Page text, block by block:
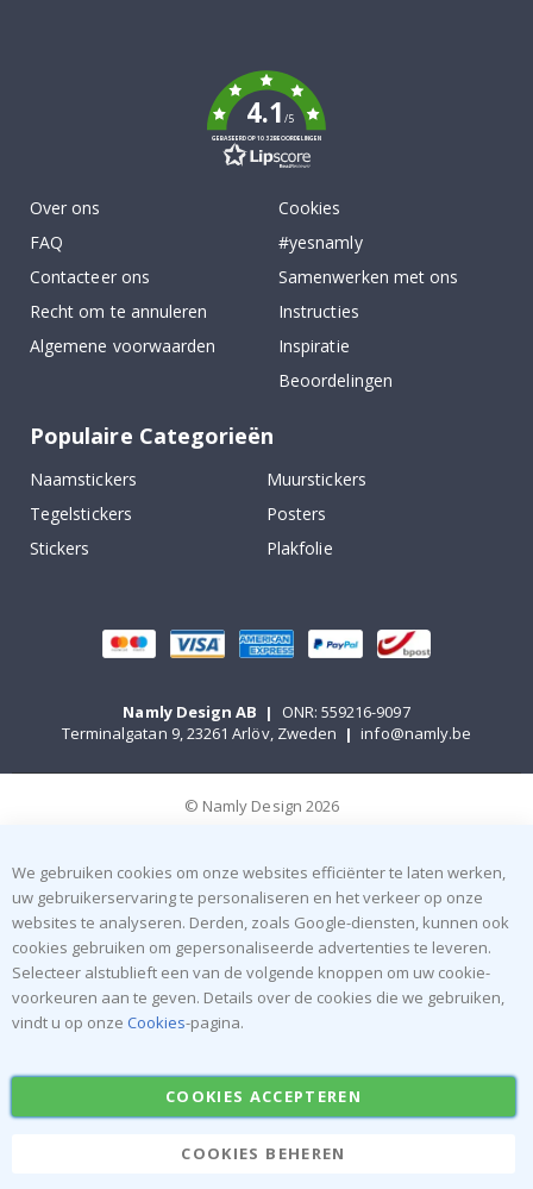
4.1/5
GEBASEERD OP 1032 BEOORDELINGEN
Over ons
FAQ
Contacteer ons
Recht om te annuleren
Algemene voorwaarden
Cookies
#yesnamly
Samenwerken met ons
Instructies
Inspiratie
Beoordelingen
Populaire Categorieën
Naamstickers
Muurstickers
Tegelstickers
Posters
Stickers
Plakfolie
Namly Design AB |
ONR: 559216-9097
Terminalgatan 9, 23261 Arlöv, Zweden | info@namly.be
© Namly Design 2026
We gebruiken cookies om onze websites efficiënter te laten werken,
uw gebruikerservaring te personaliseren en het verkeer op onze
websites te analyseren. Derden, zoals Google-diensten, kunnen ook
cookies gebruiken om gepersonaliseerde advertenties te leveren.
Selecteer alstublieft een van de volgende knoppen om uw cookie-
voorkeuren aan te geven. Details over de cookies die we gebruiken,
vindt u op onze Cookies-pagina.
COOKIES ACCEPTEREN
COOKIES BEHEREN